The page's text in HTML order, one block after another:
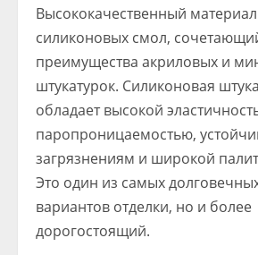
Высококачественный
силиконовых смол,
преимущества акриловых и
штукатурок. Силиконовая
обладает высокой
паропроницаемостью,
загрязнениям и широкой
Это один из самых
вариантов отделки, но и более
дорогостоящий.